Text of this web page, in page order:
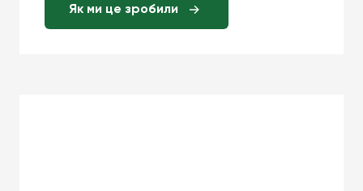
Як ми це зробили